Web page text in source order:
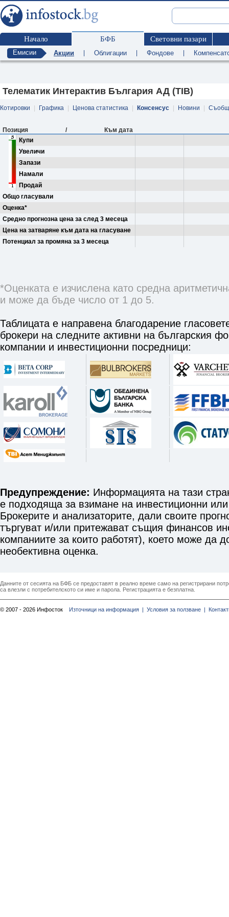
Начало БФБ Световни пазари
Емисии Акции Облигации Фондове
Телематик Интерактив България АД (TIB)
Котировки Графика Ценова статистика Консенсус Новини
Към дата
Позиция
/
Купи
Увеличи
Запази
Намали
Продай
Общо гласували
Оценка*
Средно прогнозна цена за след 3 месеца
Цена на затваряне към дата на гласуване
Потенциал за промяна за 3 месеца
*Оценката е изчислена като средна
и може да бъде число от 1 до 5.
Таблицата е направена благодарение
брокери на следните активни на българския
компании и инвестиционни посредници:
Предупреждение: Информацията на тази
е подходяща за взимане на инвестиционни
Брокерите и анализаторите, дали своите
търгуват и/или притежават същия финансов
компаниите за които работят), което може да
необективна оценка.
Данните от сесията на БФБ се предоставят в реално време само на регистрирани
са влезли с потребителското си име и парола. Регистрацията е безплатна.
© 2007 - 2026 Инфосток Източници на информация | Условия за ползване |